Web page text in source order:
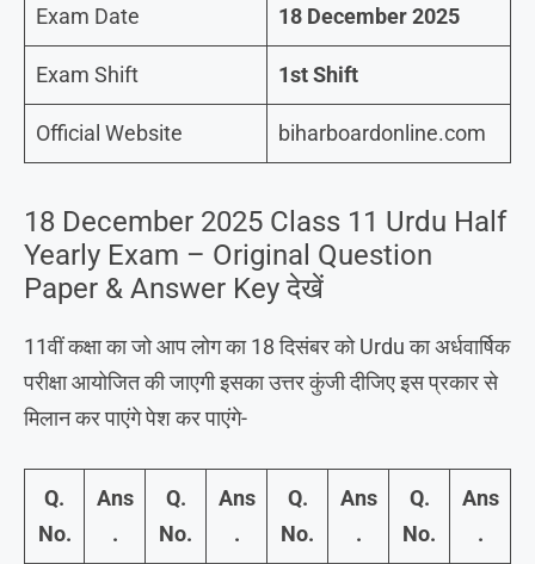
Exam Date 18 December 2025
Exam Shift 1st Shift
Official Website biharboardonline.com
18 December 2025 Class 11 Urdu Half
Yearly Exam – Original Question
Paper & Answer Key देखें
11वीं कक्षा का जो आप लोग का 18 दिसंबर को Urdu का अर्धवार्षिक
परीक्षा आयोजित की जाएगी इसका उत्तर कुंजी दीजिए इस प्रकार से
मिलान कर पाएंगे पेश कर पाएंगे-
Q.
No.
Ans
.
Q.
No.
Ans
.
Q.
No.
Ans
.
Q.
No.
Ans
.